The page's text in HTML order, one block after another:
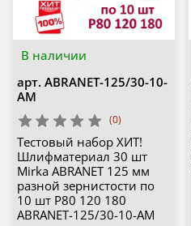
В наличии
арт. ABRANET-125/30-10-
AM
(0)
Тестовый набор ХИТ!
Шлифматериал 30 шт
Mirka ABRANET 125 мм
разной зернистости по
10 шт Р80 120 180
ABRANET-125/30-10-AM